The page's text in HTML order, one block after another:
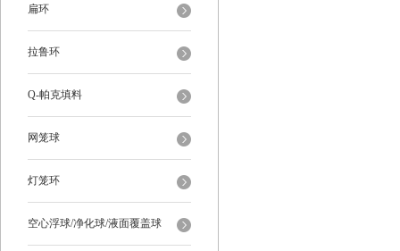
扁环
拉鲁环
Q-帕克填料
网笼球
灯笼环
空心浮球/净化球/液面覆盖球